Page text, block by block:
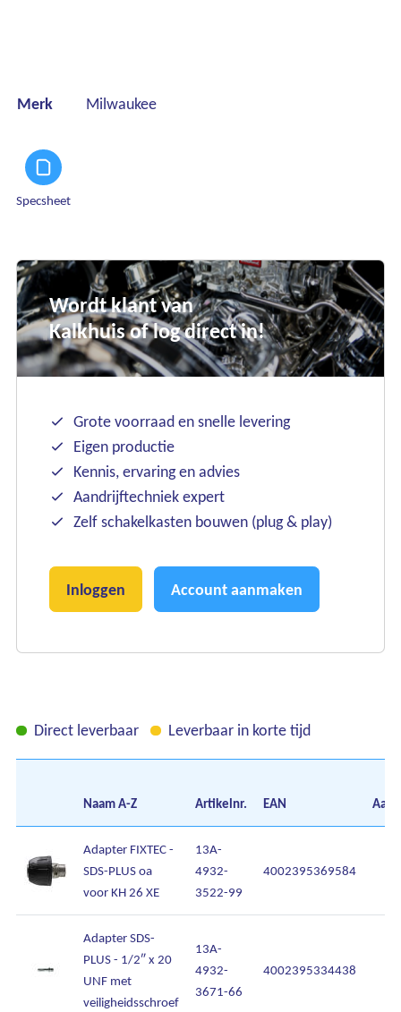
Onze diensten
Contact
Merk Milwaukee
Specsheet
Wordt klant van
Kalkhuis of log direct in!
Grote voorraad en snelle levering
Eigen productie
Kennis, ervaring en advies
Aandrijftechniek expert
Zelf schakelkasten bouwen (plug & play)
Inloggen Account aanmaken
Direct leverbaar Leverbaar in korte tijd
NaamA-Z Artikelnr. EAN
Adapter FIXTEC -
SDS-PLUS oa
voor KH 26 XE
13A-
4932-
3522-99
4002395369584
Adapter SDS-
PLUS - 1/2″ x 20
UNF met
veiligheidsschroef
13A-
4932-
3671-66
4002395334438